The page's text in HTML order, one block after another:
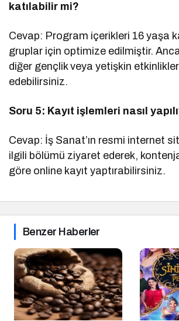
katılabilir mi?
Cevap: Program içerikleri 16 yaşa
gruplar için optimize edilmiştir.
diğer gençlik veya yetişkin
edebilirsiniz.
Soru 5: Kayıt işlemleri nasıl
Cevap: İş Sanat’ın resmi internet
ilgili bölümü ziyaret ederek,
göre online kayıt yaptırabilirsiniz.
Benzer Haberler